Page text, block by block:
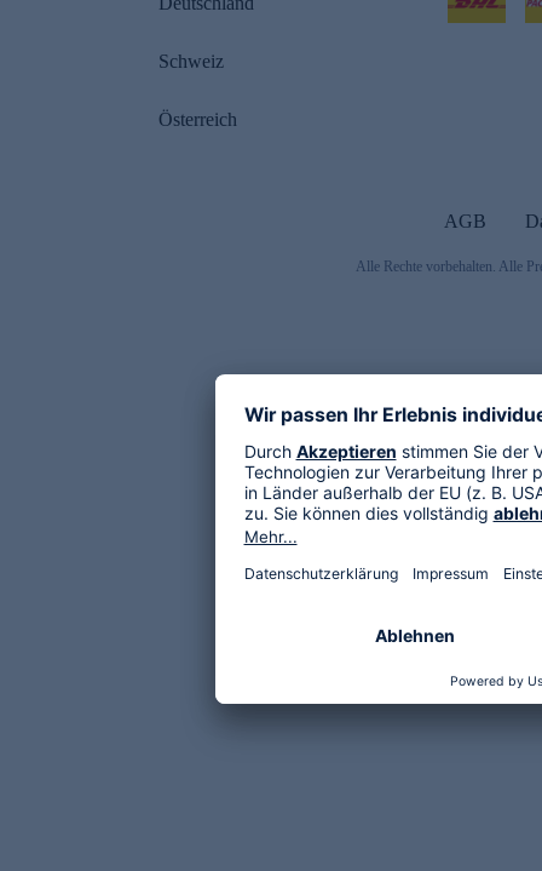
Schweiz
Österreich
AGB
Alle Rechte vorbehalten. Alle